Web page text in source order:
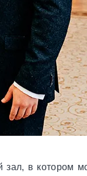
в котором